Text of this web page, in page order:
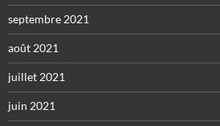
septembre 2021
août 2021
juillet 2021
juin 2021